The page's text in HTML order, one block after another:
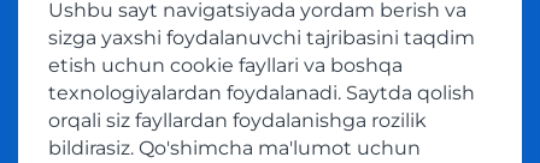
Ommaviy taklif
Tovar sotib olish xizmatidan foydalanish shartlari
Ushbu sayt navigatsiyada yordam berish va
sizga yaxshi foydalanuvchi tajribasini taqdim
etish uchun cookie fayllari va boshqa
texnologiyalardan foydalanadi. Saytda qolish
orqali siz fayllardan foydalanishga rozilik
bildirasiz. Qo'shimcha ma'lumot uchun